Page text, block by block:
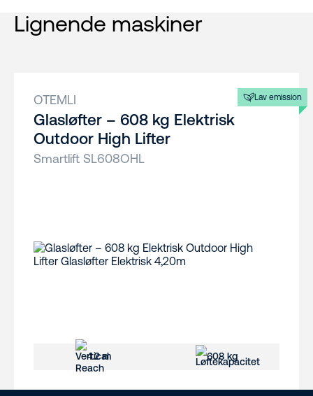
Lignende maskiner
Lav emission
OTEMLI
Glasløfter – 608 kg Elektrisk
Outdoor High Lifter
Smartlift SL608OHL
4.2 m 608 kg